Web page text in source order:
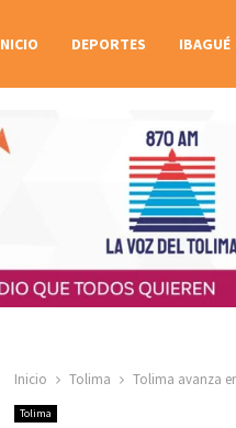
DEPORTES IBAGUÉ
Inicio Tolima Tolima avanza
Tolima